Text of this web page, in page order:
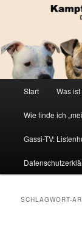
springen
springen
Die Datenbank
Start Was
Wie finde ich
Gassi-TV:
SCHLAGWORT-